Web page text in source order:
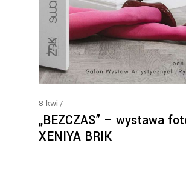
8 kwi
„BEZCZAS” – wystawa
XENIYA BRIK